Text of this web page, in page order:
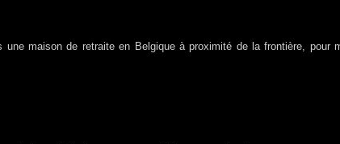
une maison de retraite en Belgique à proximité de la frontière, pour